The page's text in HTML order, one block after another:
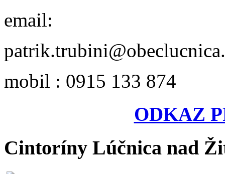
email:
mobil : 0915 133 874
ODKAZ
Cintoríny Lúčnica nad